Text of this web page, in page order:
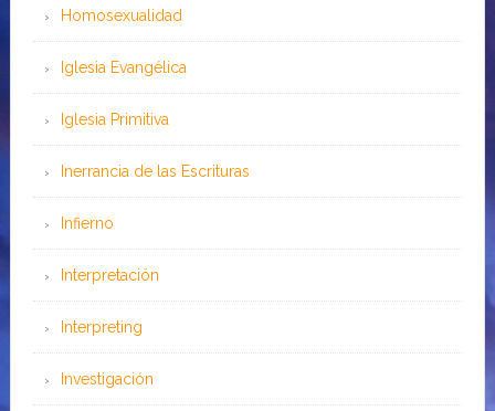
Homosexualidad
Iglesia Evangélica
Iglesia Primitiva
Inerrancia de las Escrituras
Infierno
Interpretación
Interpreting
Investigación